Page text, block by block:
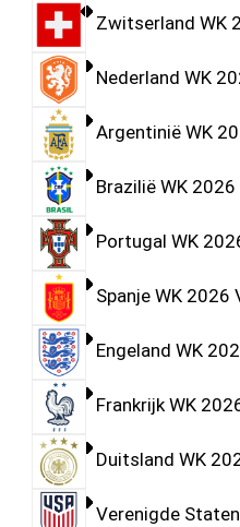
Zwitserland WK
Nederland WK
Argentinië WK
Brazilië WK
Portugal WK
Spanje WK
Engeland WK
Frankrijk WK
Duitsland WK
Verenigde